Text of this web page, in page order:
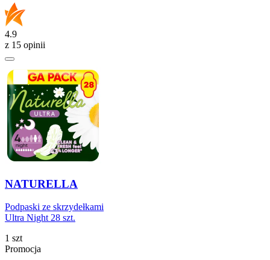
4.9
z 15 opinii
NATURELLA
Podpaski ze skrzydełkami
Ultra Night 28 szt.
1 szt
Promocja